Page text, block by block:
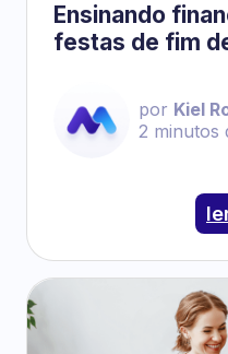
Ensinando
festas de fim
por Kiel
2 minutos